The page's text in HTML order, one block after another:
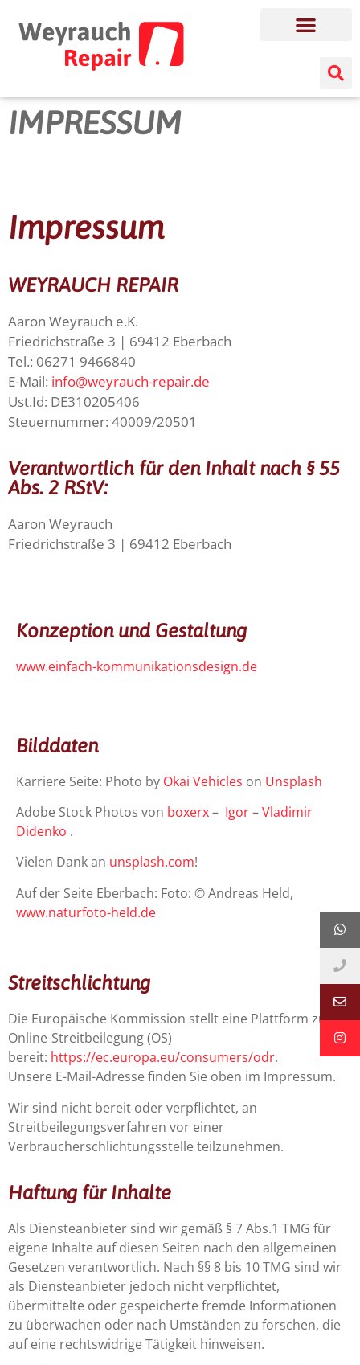
IMPRESSUM
Impressum
WEYRAUCH REPAIR
Aaron Weyrauch e.K.
Friedrichstraße 3 | 69412 Eberbach
Tel.: 06271 9466840
E-Mail: info@weyrauch-repair.de
Ust.Id: DE310205406
Steuernummer: 40009/20501
Verantwortlich für den Inhalt nach § 55
Abs. 2 RStV:
Aaron Weyrauch
Friedrichstraße 3 | 69412 Eberbach
Konzeption und Gestaltung
www.einfach-kommunikationsdesign.de
Bilddaten
Karriere Seite: Photo by Okai Vehicles on Unsplash
Adobe Stock Photos von boxerx– Igor–Vladimir
Didenko .
Vielen Dank an unsplash.com!
Auf der Seite Eberbach: Foto: © Andreas Held,
www.naturfoto-held.de
Streitschlichtung
Die Europäische Kommission stellt eine Plattform zur
Online-Streitbeilegung (OS)
bereit: https://ec.europa.eu/consumers/odr.
Unsere E-Mail-Adresse finden Sie oben im Impressum.
Wir sind nicht bereit oder verpflichtet, an
Streitbeilegungsverfahren vor einer
Verbraucherschlichtungsstelle teilzunehmen.
Haftung für Inhalte
Als Diensteanbieter sind wir gemäß § 7 Abs.1 TMG für
eigene Inhalte auf diesen Seiten nach den allgemeinen
Gesetzen verantwortlich. Nach §§ 8 bis 10 TMG sind wir
als Diensteanbieter jedoch nicht verpflichtet,
übermittelte oder gespeicherte fremde Informationen
zu überwachen oder nach Umständen zu forschen, die
auf eine rechtswidrige Tätigkeit hinweisen.